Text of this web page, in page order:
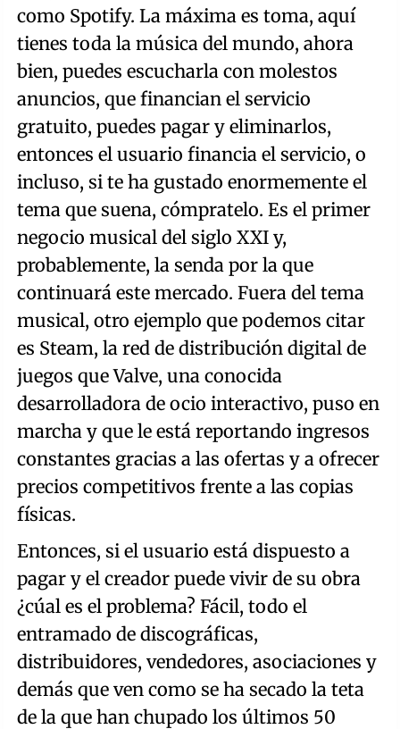
como Spotify. La máxima es toma, aquí
tienes toda la música del mundo, ahora
bien, puedes escucharla con molestos
anuncios, que financian el servicio
gratuito, puedes pagar y eliminarlos,
entonces el usuario financia el servicio, o
incluso, si te ha gustado enormemente el
tema que suena, cómpratelo. Es el primer
negocio musical del siglo XXI y,
probablemente, la senda por la que
continuará este mercado. Fuera del tema
musical, otro ejemplo que podemos citar
es Steam, la red de distribución digital de
juegos que Valve, una conocida
desarrolladora de ocio interactivo, puso en
marcha y que le está reportando ingresos
constantes gracias a las ofertas y a ofrecer
precios competitivos frente a las copias
físicas.
Entonces, si el usuario está dispuesto a
pagar y el creador puede vivir de su obra
¿cúal es el problema? Fácil, todo el
entramado de discográficas,
distribuidores, vendedores, asociaciones y
demás que ven como se ha secado la teta
de la que han chupado los últimos 50